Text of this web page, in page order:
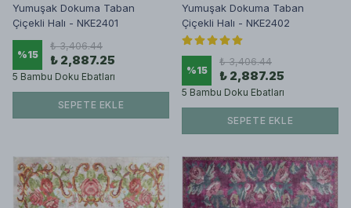
Yumuşak Dokuma Taban
Çiçekli Halı - NKE2401
%15
₺ 3,406.44
₺ 2,887.25
5 Bambu Doku Ebatları
SEPETE EKLE
Yumuşak Dokuma Taban
Çiçekli Halı - NKE2402
%15
₺ 3,406.44
₺ 2,887.25
5 Bambu Doku Ebatları
SEPETE EKLE